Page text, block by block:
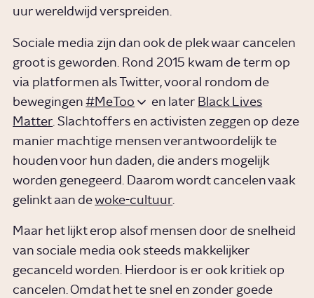
uur wereldwijd verspreiden.
Sociale media zijn dan ook de plek waar cancelen
groot is geworden. Rond 2015 kwam de term op
via platformen als Twitter, vooral rondom de
bewegingen#MeToo en later Black Lives
Matter. Slachtoffers en activisten zeggen op deze
manier machtige mensen verantwoordelijk te
houden voor hun daden, die anders mogelijk
worden genegeerd. Daarom wordt cancelen vaak
gelinkt aan dewoke-cultuur.
Maar het lijkt erop alsof mensen door de snelheid
van sociale media ook steeds makkelijker
gecanceld worden. Hierdoor is er ook kritiek op
cancelen. Omdat het te snel en zonder goede